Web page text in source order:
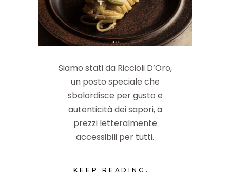
Siamo stati da Riccioli D’Oro,
un posto speciale che
sbalordisce per gusto e
autenticità dei sapori, a
prezzi letteralmente
accessibili per tutti.
KEEP READING...